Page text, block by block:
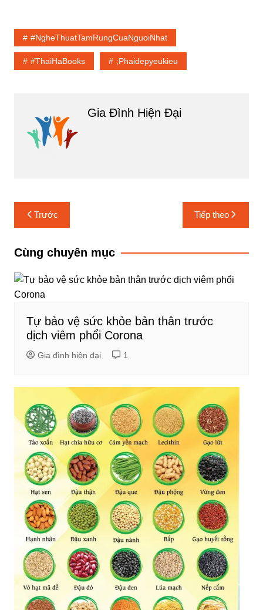
#NgheThuatTamRungCuaNguoiNhat
#ThaiHaBooks ;phaidepyeukieu
Gia Đình Hiện Đại
Điều
hướng
bài
Trước Tiếp theo
Cùng chuyên mục
Tự bảo vệ sức khỏe bản thân trước
dịch viêm phổi Corona
Gia đình hiện đại 1